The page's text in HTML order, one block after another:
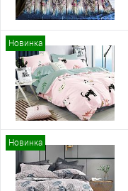
Новинка
Новинка